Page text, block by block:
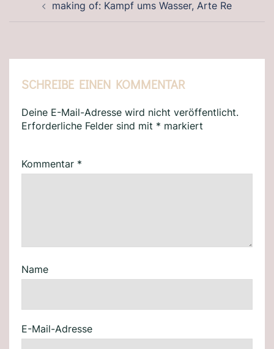
making of: Kampf ums Wasser, Arte Re
SCHREIBE EINEN KOMMENTAR
Deine E-Mail-Adresse wird nicht veröffentlicht.
Erforderliche Felder sind mit * markiert
Kommentar *
Name
E-Mail-Adresse